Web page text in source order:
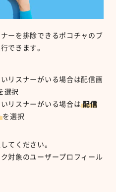
ーを排除できるポコチャのブ
できます。
リスナーがいる場合は配信画
選択
リスナーがいる場合は 配信
を選択
てください。
対象のユーザープロフィール